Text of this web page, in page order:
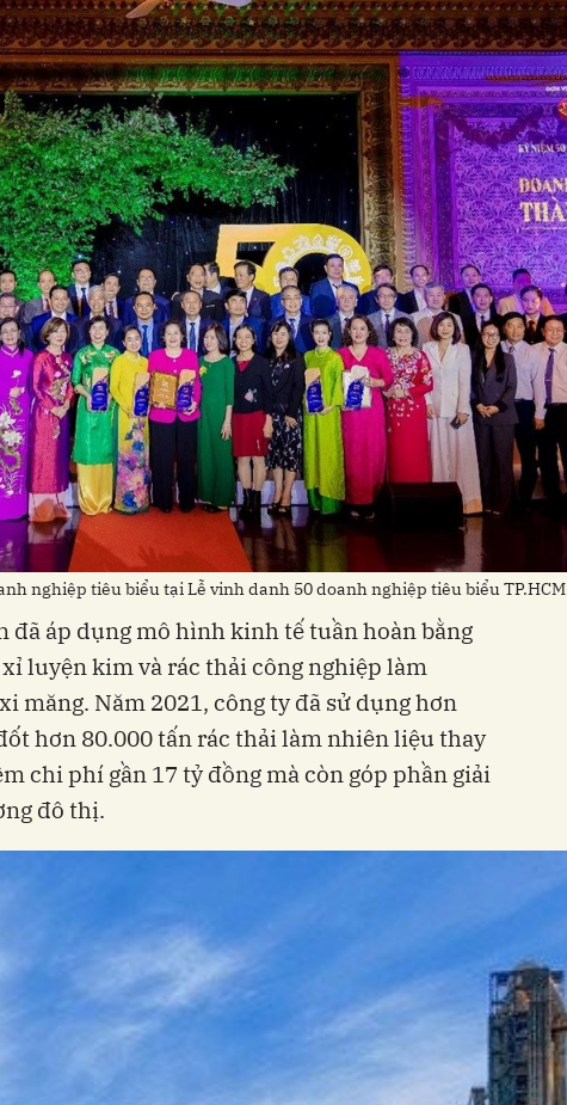
nghiệp tiêu biểu tại Lễ vinh danh 50 doanh nghiệp tiêu biểu TP.HCM
đã áp dụng mô hình kinh tế tuần hoàn bằng
luyện kim và rác thải công nghiệp làm
măng. Năm 2021, công ty đã sử dụng hơn
hơn 80.000 tấn rác thải làm nhiên liệu thay
chi phí gần 17 tỷ đồng mà còn góp phần giải
đô thị.